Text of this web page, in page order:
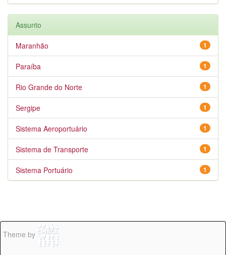
Assunto
1
Maranhão
1
Paraíba
1
Rio Grande do Norte
1
Sergipe
1
Sistema Aeroportuário
1
Sistema de Transporte
1
Sistema Portuário
Theme by